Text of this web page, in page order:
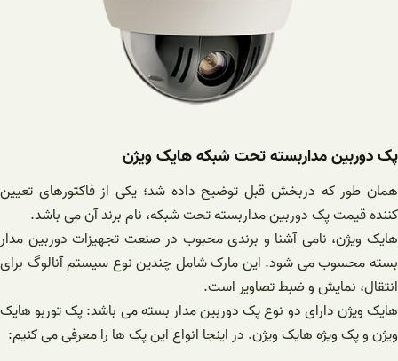
پک دوربین مداربسته تحت شبکه هایک ویژن
همان طور که دربخش قبل توضیح داده شد؛ یکی از فاکتورهای تعیین
کننده قیمت پک دوربین مداربسته تحت شبکه، نام برند آن می باشد.
هایک ویژن، نامی آشنا و برندی محبوب در صنعت تجهیزات دوربین مدار
بسته محسوب می شود. این مارک شامل چندین نوع سیستم آنالوگ برای
انتقال، نمایش و ضبط تصاویر است.
هایک ویژن دارای دو نوع پک دوربین مدار بسته می باشد: پک توربو هایک
ویژن و پک ویژه هایک ویژن. در اینجا انواع این پک ها را معرفی می کنیم: